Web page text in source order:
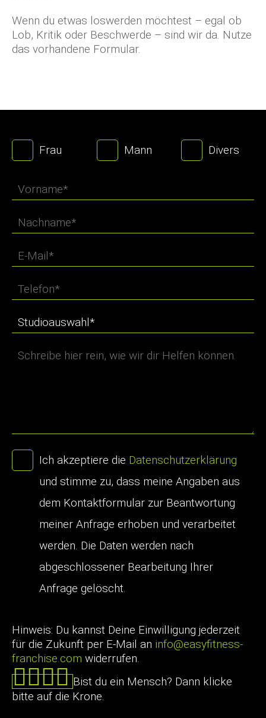
Wenn du etwas loswerden möchtest – egal ob
Lob, Kritik oder Beschwerde – sind wir da. Nutze
das vorhandene Formular.
Frau Mann Divers
Ich akzeptiere die Datenschutzerklärung
und stimme zu, dass meine Angaben aus
dem Kontaktformular zur Beantwortung
meiner Anfrage erhoben und verarbeitet
werden. Die Daten werden nach
abgeschlossener Bearbeitung Ihrer
Anfrage gelöscht.
Hinweis: Du kannst Deine Einwilligung jederzeit
für die Zukunft per E-Mail an info@easyfitness-
franchise.com widerrufen.
Bist du ein Mensch? Dann klicke
bitte auf die Krone.